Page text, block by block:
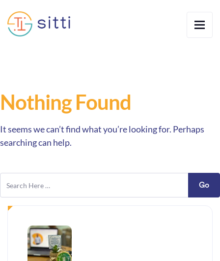
Nothing Found
It seems we can’t find what you’re looking for. Perhaps
searching can help.
Go